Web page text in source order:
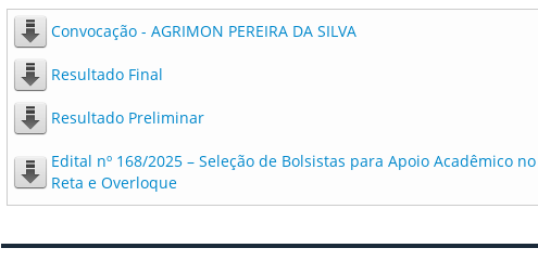
Convocação - AGRIMON PEREIRA DA SILVA
Resultado Final
Resultado Preliminar
Edital nº 168/2025 – Seleção de Bolsistas para Apoio Acadêmico
Reta e Overloque